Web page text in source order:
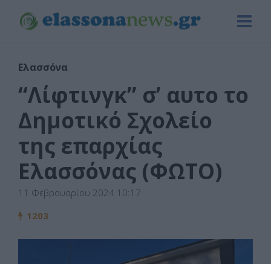
Ελασσόνα
“Λίφτινγκ” σ’ αυτο το
Δημοτικό Σχολείο
της επαρχίας
Ελασσόνας (ΦΩΤΟ)
11 Φεβρουαρίου 2024 10:17
1203